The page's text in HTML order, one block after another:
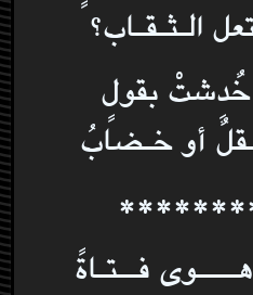
الـثـقـاب؟
خٌدِشتْ بقولٍ
أو خـضابُ
فــتـاةً